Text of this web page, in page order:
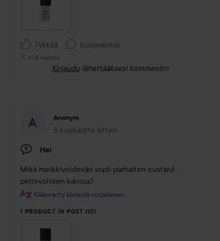
Tykkää Kommentoi
634 näyttöä
Kirjaudu lähettääksesi kommentin
Anonym
5 kuukautta sitten
Viesti luotiin 5 kuukautta sitten
Hei
Mikä meikkivoideväri sopii parhaiten custard-
peitevoiteen kanssa?
Käännetty kielestä norjalainen
1 PRODUCT IN POST HEI